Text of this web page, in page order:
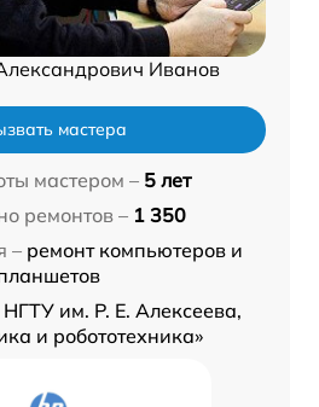
Иванов
мастера
мастером – 5 лет
ремонтов – 1 350
– ремонт компьютеров и
НГТУ им. Р. Е. Алексеева,
и робототехника»